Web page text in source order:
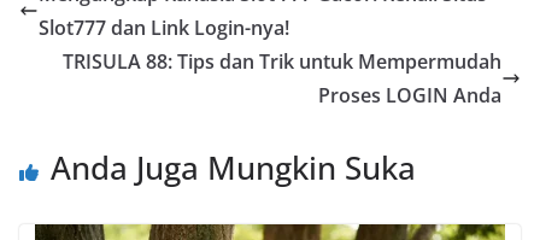
Slot777 dan Link Login-nya!
TRISULA 88: Tips dan Trik untuk Mempermudah
Proses LOGIN Anda
Anda Juga Mungkin Suka